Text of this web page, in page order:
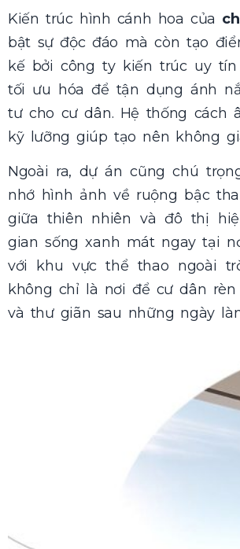
Kiến trúc hình cánh hoa của
bật sự độc đáo mà còn tạo
kế bởi công ty kiến trúc uy
tối ưu hóa để tận dụng ánh
tư cho cư dân. Hệ thống cách
kỹ lưỡng giúp tạo nên không
Ngoài ra, dự án cũng chú
nhớ hình ảnh về ruộng bậc
giữa thiên nhiên và đô thị
gian sống xanh mát ngay tại
với khu vực thể thao ngoài
không chỉ là nơi để cư dân
và thư giãn sau những ngày